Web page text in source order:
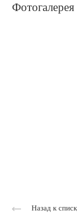
Фотогалерея
Назад к